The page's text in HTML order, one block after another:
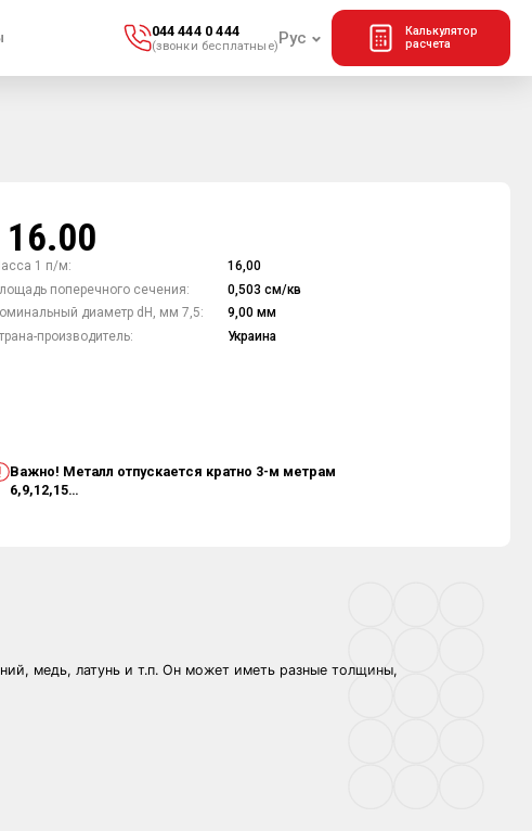
044 444 0 444
(звонки бесплатные) Рус
Калькулятор
расчета
1 п/м:
16,00
поперечного сечения:
0,503 см/кв
диаметр dH, мм 7,5:
9,00 мм
производитель:
Украина
Важно! Металл отпускается кратно 3-м метрам
6,9,12,15…
медь, латунь и т.п. Он может иметь разные толщины,